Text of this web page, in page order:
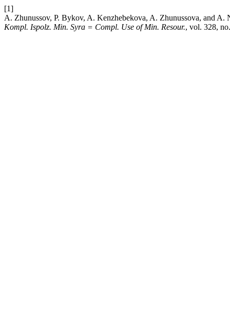
[1]
A. Zhunussov, P. Bykov, A. Kenzhebekova, A. Zhunussova, and
Kompl. Ispolz. Min. Syra = Compl. Use of Min. Resour., vol. 328,